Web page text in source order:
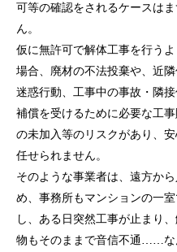
可等の確認をされるケースは
ん。
仮に無許可で解体工事を行う
場合、廃材の不法投棄や、近
迷惑行動、工事中の事故・隣
補償を受けるために必要な工
の未加入等のリスクがあり、
任せられません。
そのような事業者は、遠方か
め、事務所もマンションの一室
し、ある日突然工事が止まり
物もそのままで音信不通……な